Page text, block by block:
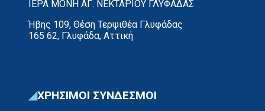
ΙΕΡΑ ΜΟΝΗ ΑΓ. ΝΕΚΤΑΡΙΟΥ ΓΛΥΦΑΔΑΣ
Ήβης 109, Θέση Τερψιθέα Γλυφάδας
165 62, Γλυφάδα, Αττική
ΧΡΗΣΙΜΟΙ ΣΥΝΔΕΣΜΟΙ